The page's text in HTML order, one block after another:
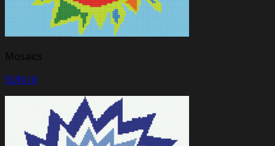
Mosaics
SUN III